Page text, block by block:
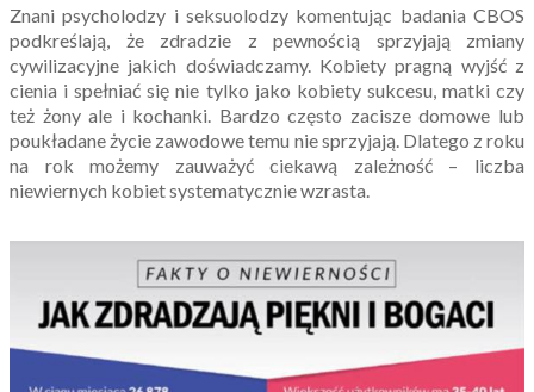
Znani psycholodzy i seksuolodzy komentując badania CBOS
podkreślają, że zdradzie z pewnością sprzyjają zmiany
cywilizacyjne jakich doświadczamy. Kobiety pragną wyjść z
cienia i spełniać się nie tylko jako kobiety sukcesu, matki czy
też żony ale i kochanki. Bardzo często zacisze domowe lub
poukładane życie zawodowe temu nie sprzyjają. Dlatego z roku
na rok możemy zauważyć ciekawą zależność – liczba
niewiernych kobiet systematycznie wzrasta.